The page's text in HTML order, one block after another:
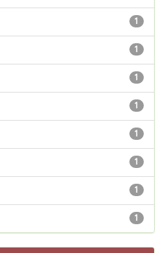
1
1
1
1
1
1
1
1